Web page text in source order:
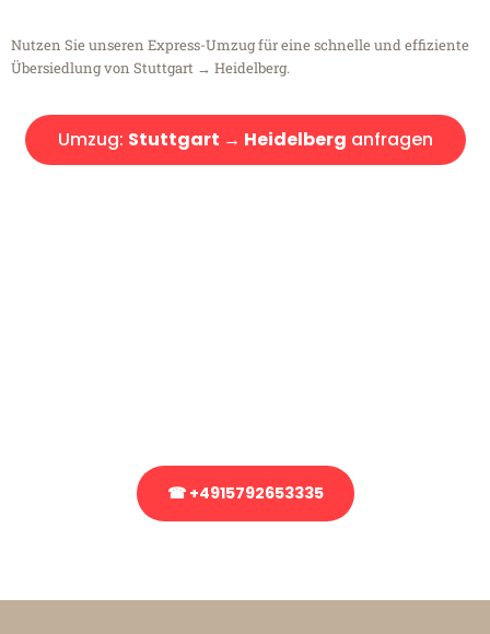
Nutzen Sie unseren Express-Umzug für eine schnelle und effiziente
Übersiedlung von Stuttgart → Heidelberg.
Umzug: Stuttgart → Heidelberg anfragen
☎ +4915792653335